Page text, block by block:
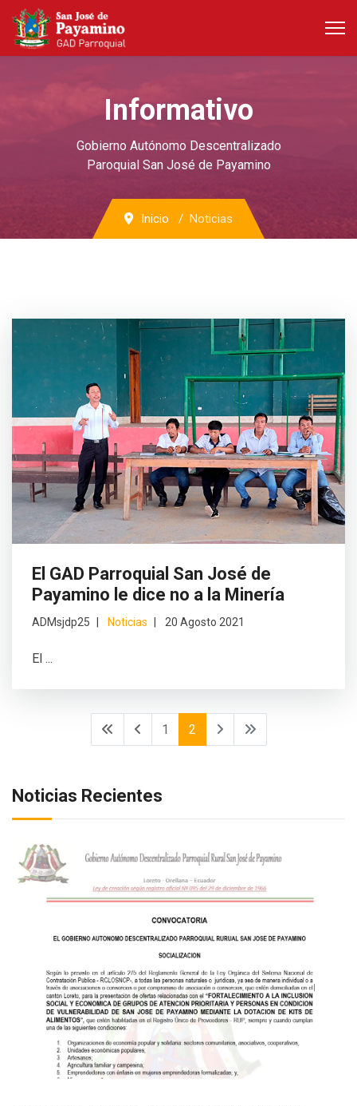
Informativo
Gobierno Autónomo Descentralizado
Paroquial San José de Payamino
Inicio Noticias
El GAD Parroquial San José de
Payamino le dice no a la Minería
ADMsjdp25 Noticias 20 Agosto 2021
El ...
1 2
Noticias Recientes